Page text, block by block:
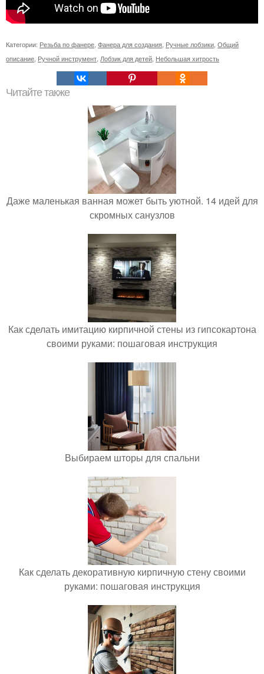
Категории: Резьба по фанере, Фанера для создания, Ручные лобзики, Общий
описание, Ручной инструмент, Лобзик для детей, Небольшая хитрость
Читайте также
Даже маленькая ванная может быть уютной. 14 идей для
скромных санузлов
Как сделать имитацию кирпичной стены из гипсокартона
своими руками: пошаговая инструкция
Выбираем шторы для спальни
Как сделать декоративную кирпичную стену своими
руками: пошаговая инструкция